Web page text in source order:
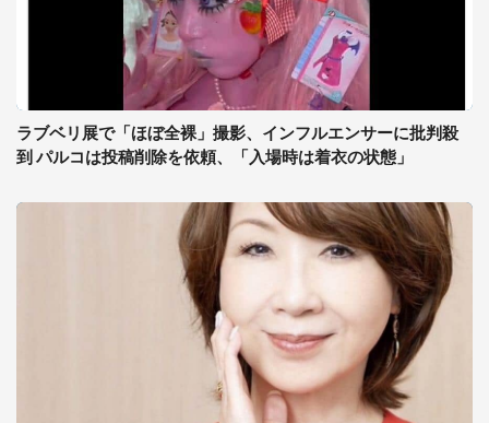
ラブベリ展で「ほぼ全裸」撮影、インフルエンサーに批判殺
到 パルコは投稿削除を依頼、「入場時は着衣の状態」